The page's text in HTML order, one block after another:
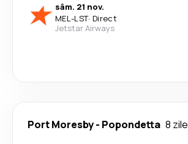
sâm. 21 nov.
MEL-LST· Direct
Jetstar Airways
Port Moresby- Popondetta 8 zile